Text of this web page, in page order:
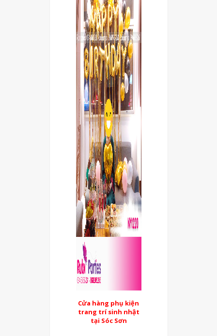
Cửa hàng phụ kiện
trang trí sinh nhật
tại Sóc Sơn